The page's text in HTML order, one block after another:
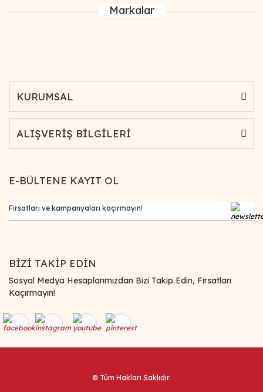
Markalar
KURUMSAL
ALIŞVERİŞ BİLGİLERİ
E-BÜLTENE KAYIT OL
BİZİ TAKİP EDİN
Sosyal Medya Hesaplarımızdan Bizi Takip Edin, Fırsatları
Kaçırmayın!
© Tüm Hakları Saklıdır.